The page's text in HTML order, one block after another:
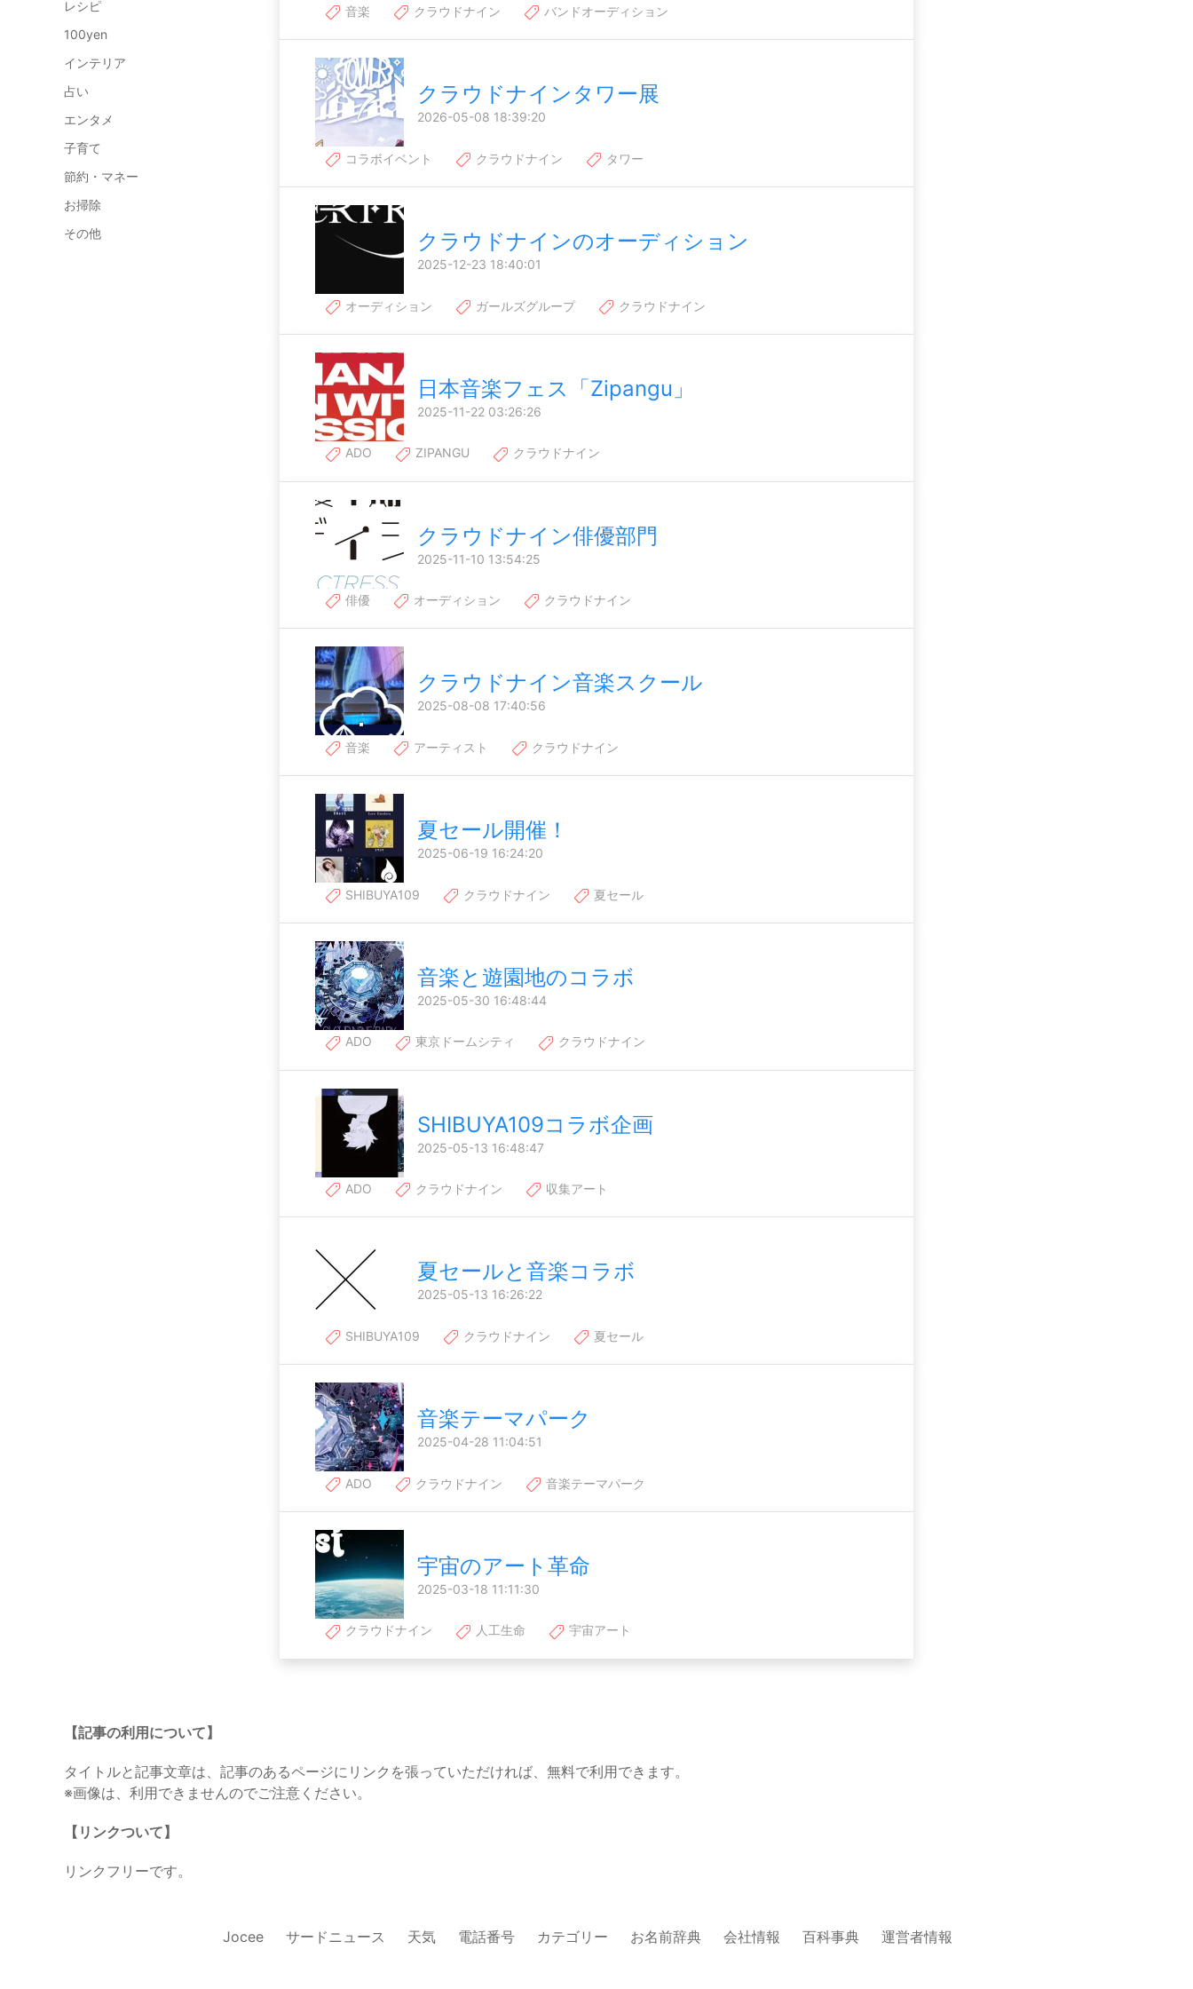
レシピ
100yen
インテリア
占い
エンタメ
子育て
節約・マネー
お掃除
その他
音楽 クラウドナイン バンドオーディション
クラウドナインタワー展
2026-05-08 18:39:20
コラボイベント クラウドナイン タワー
クラウドナインのオーディション
2025-12-23 18:40:01
オーディション ガールズグループ クラウドナイン
日本音楽フェス「Zipangu」
2025-11-22 03:26:26
ADO ZIPANGU クラウドナイン
クラウドナイン俳優部門
2025-11-10 13:54:25
俳優 オーディション クラウドナイン
クラウドナイン音楽スクール
2025-08-08 17:40:56
音楽 アーティスト クラウドナイン
夏セール開催！
2025-06-19 16:24:20
SHIBUYA109 クラウドナイン 夏セール
音楽と遊園地のコラボ
2025-05-30 16:48:44
ADO 東京ドームシティ クラウドナイン
SHIBUYA109コラボ企画
2025-05-13 16:48:47
ADO クラウドナイン 収集アート
夏セールと音楽コラボ
2025-05-13 16:26:22
SHIBUYA109 クラウドナイン 夏セール
音楽テーマパーク
2025-04-28 11:04:51
ADO クラウドナイン 音楽テーマパーク
宇宙のアート革命
2025-03-18 11:11:30
クラウドナイン 人工生命 宇宙アート
【記事の利用について】
タイトルと記事文章は、記事のあるページにリンクを張っていただければ、無料で利用できます。
※画像は、利用できませんのでご注意ください。
【リンクついて】
リンクフリーです。
Jocee サードニュース 天気 電話番号 カテゴリー お名前辞典 会社情報 百科事典 運営者情報